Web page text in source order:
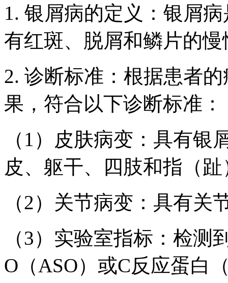
1. 银屑病的定义：银屑
有红斑、脱屑和鳞片的
2. 诊断标准：根据患者
果，符合以下诊断标准：
（1）皮肤病变：具有
皮、躯干、四肢和指（
（2）关节病变：具有关
（3）实验室指标：检测
O（ASO）或C反应蛋白